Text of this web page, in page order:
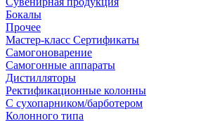
Бокалы
Прочее
Мастер-класс Сертификаты
Самогоноварение
Самогонные аппараты
Дистилляторы
Ректификационные колонны
С сухопарником/барботером
Колонного типа